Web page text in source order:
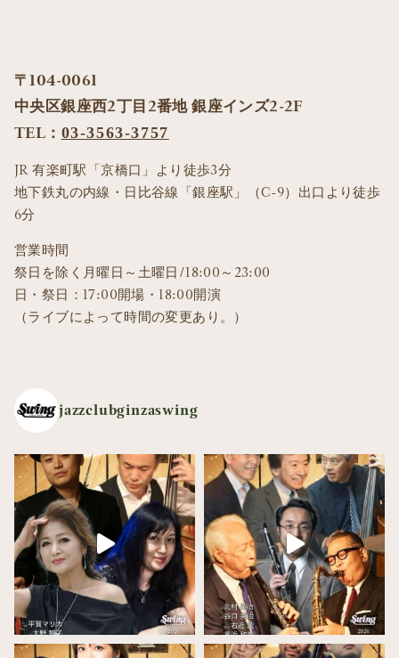
〒104-0061
中央区銀座西2丁目2番地 銀座インズ2-2F
TEL： 03-3563-3757
JR 有楽町駅「京橋口」より徒歩3分
地下鉄丸の内線・日比谷線「銀座駅」（C-9）出口より徒歩
6分
営業時間
祭日を除く月曜日～土曜日/18:00～23:00
日・祭日：17:00開場・18:00開演
（ライブによって時間の変更あり。）
jazzclubginzaswing